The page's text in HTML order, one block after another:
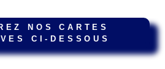
NOS CARTES
CI-DESSOUS